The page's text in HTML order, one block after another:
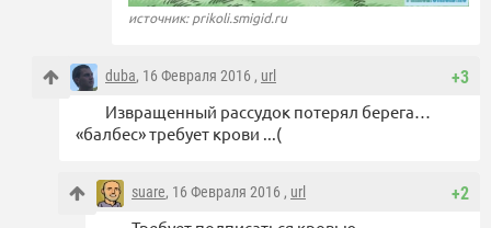
источник: prikoli.smigid.ru
+3
duba, 16 Февраля 2016 , url
Извращенный рассудок потерял берега…
«балбес» требует крови ...(
+2
suare, 16 Февраля 2016 , url